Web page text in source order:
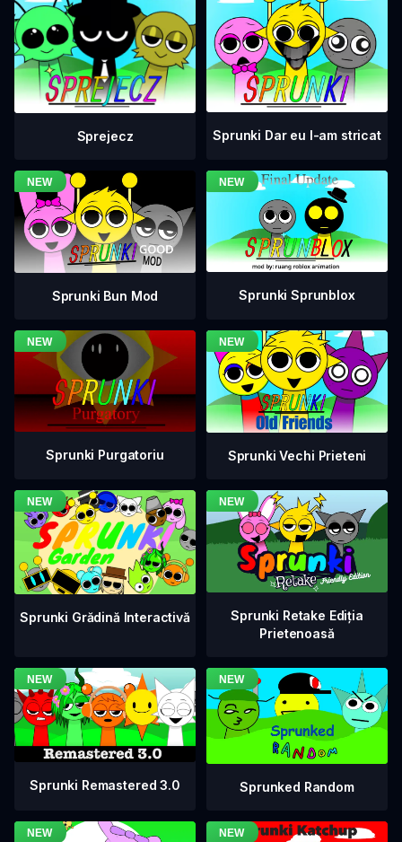
Sprejecz Sprunki Dar eu l-am stricat
Sprunki Bun Mod Sprunki Sprunblox
Sprunki Purgatoriu Sprunki Vechi Prieteni
Sprunki Grădină Interactivă
Sprunki Retake Ediția
Prietenoasă
Sprunki Remastered 3.0 Sprunked Random